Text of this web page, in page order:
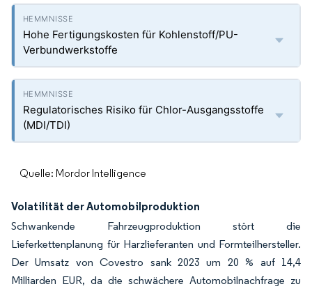
Hohe Fertigungskosten für Kohlenstoff/PU-
Verbundwerkstoffe
Regulatorisches Risiko für Chlor-Ausgangsstoffe
(MDI/TDI)
Quelle: Mordor Intelligence
Volatilität der Automobilproduktion
Schwankende Fahrzeugproduktion stört die
Lieferkettenplanung für Harzlieferanten und Formteilhersteller.
Der Umsatz von Covestro sank 2023 um 20 % auf 14,4
Milliarden EUR, da die schwächere Automobilnachfrage zu